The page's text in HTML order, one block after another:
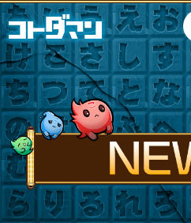
TOP
FANKIT